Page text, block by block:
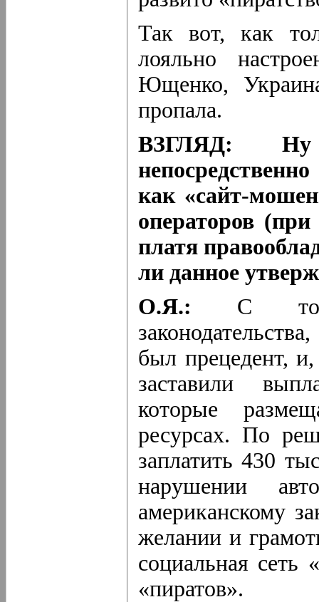
Так вот, как
лояльно
Ющенко,
пропала.
ВЗГЛЯД: Ну
как «сайт-
операторов
платя
ли данное
О.Я.: С
был прецедент,
заставили
которые
ресурсах. По
заплатить 430
нарушении
американскому
желании и
социальная сеть
«пиратов».